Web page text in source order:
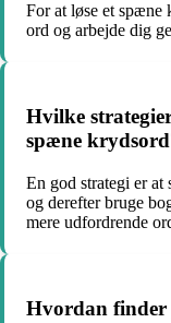
For at løse et spæne
ord og arbejde dig
Hvilke
spæne
En god strategi er at
og derefter bruge
mere udfordrende
Hvordan finder